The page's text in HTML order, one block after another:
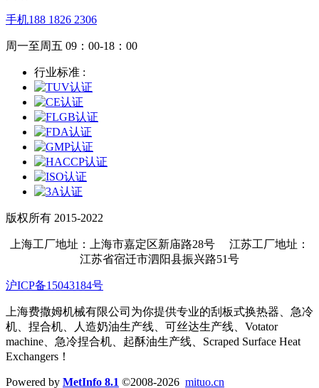
手机188 1826 2306
周一至周五 09：00-18：00
行业标准 :
版权所有 2015-2022
上海工厂地址：上海市嘉定区新庙路28号 江苏工厂地址：
江苏省宿迁市泗阳县振兴路51号
沪ICP备15043184号
上海费撒姆机械有限公司为你提供专业的刮板式换热器、急冷
机、捏合机、人造奶油生产线、可丝达生产线、Votator
machine、急冷捏合机、起酥油生产线、Scraped Surface Heat
Exchangers！
Powered by MetInfo 8.1 ©2008-2026 mituo.cn